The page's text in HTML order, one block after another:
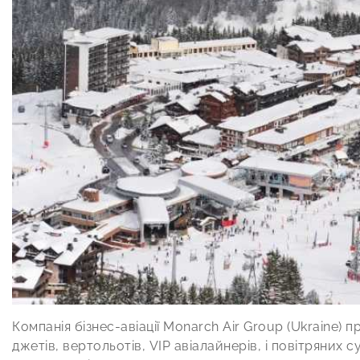
Компанія бізнес-авіації Monarch Air Group
джетів, вертольотів, VIP авіалайнерів, і повітряних